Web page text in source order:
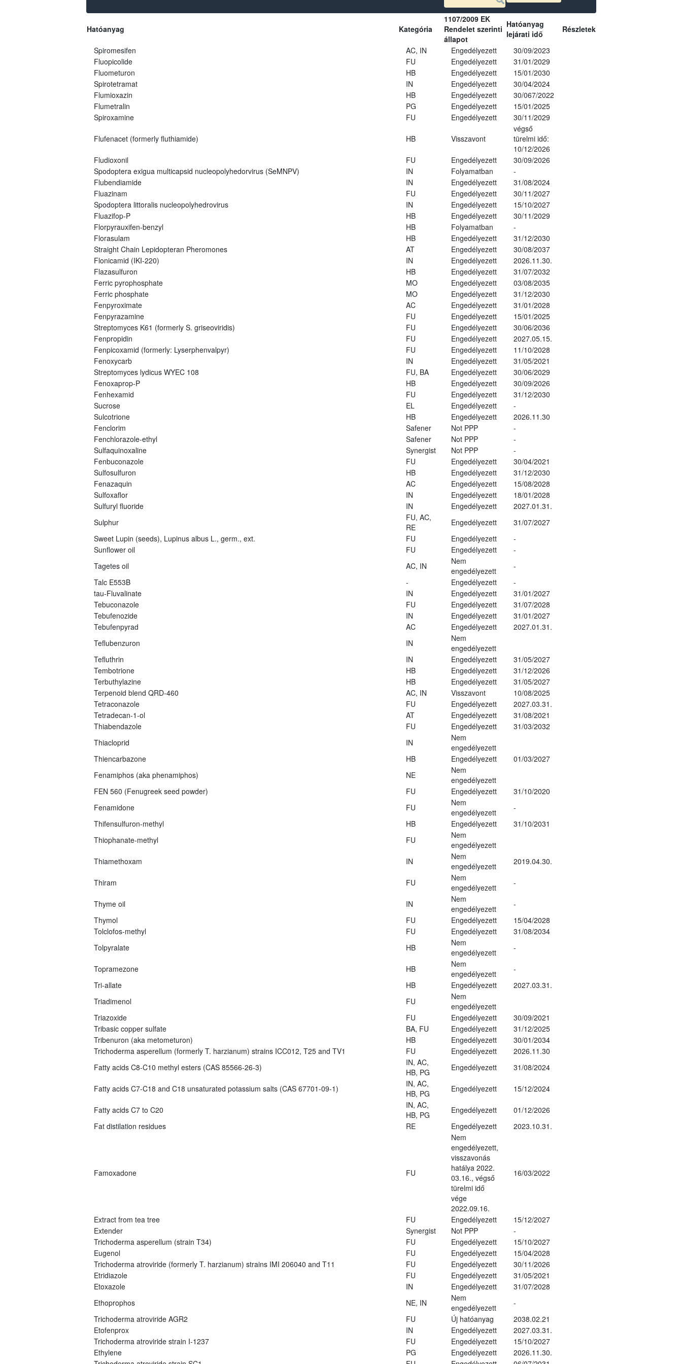
Hatóanyag Kategória
1107/2009 EK
Rendelet szerinti
állapot
Hatóanyag
lejárati idő
Részletek
Spiromesifen AC, IN Engedélyezett
30/09/2023
Fluopicolide
FU Engedélyezett
31/01/2029
Fluometuron
HB Engedélyezett
15/01/2030
Spirotetramat
IN Engedélyezett
30/04/2024
Flumioxazin
HB Engedélyezett
30/067/2022
Flumetralin
PG Engedélyezett
15/01/2025
Spiroxamine
FU Engedélyezett 30/11/2029
Flufenacet (formerly fluthiamide) HB Visszavont
végső
türelmi idő:
10/12/2026
Fludioxonil
FU Engedélyezett
30/09/2026
Spodoptera exigua multicapsid nucleopolyhedorvirus (SeMNPV)
IN Folyamatban
-
Flubendiamide
IN Engedélyezett
31/08/2024
Fluazinam
FU Engedélyezett
30/11/2027
Spodoptera littoralis nucleopolyhedrovirus
IN Engedélyezett
15/10/2027
Fluazifop-P
HB Engedélyezett
30/11/2029
Florpyrauxifen-benzyl
HB Folyamatban
-
Florasulam
HB Engedélyezett
31/12/2030
Straight Chain Lepidopteran Pheromones
AT Engedélyezett
30/08/2037
Flonicamid (IKI-220)
IN Engedélyezett
2026.11.30.
Flazasulfuron
HB Engedélyezett
31/07/2032
Ferric pyrophosphate
MO Engedélyezett
03/08/2035
Ferric phosphate
MO Engedélyezett
31/12/2030
Fenpyroximate
AC Engedélyezett
31/01/2028
Fenpyrazamine
FU Engedélyezett
15/01/2025
Streptomyces K61 (formerly S. griseoviridis)
FU Engedélyezett
30/06/2036
Fenpropidin
FU Engedélyezett
2027.05.15.
Fenpicoxamid (formerly: Lyserphenvalpyr)
FU Engedélyezett
11/10/2028
Fenoxycarb
IN Engedélyezett
31/05/2021
Streptomyces lydicus WYEC 108
FU, BA Engedélyezett
30/06/2029
Fenoxaprop-P
HB Engedélyezett
30/09/2026
Fenhexamid
FU Engedélyezett
31/12/2030
Sucrose
EL Engedélyezett
-
Sulcotrione
HB Engedélyezett
2026.11.30
Fenclorim
Safener Not PPP
-
Fenchlorazole-ethyl
Safener Not PPP
-
Sulfaquinoxaline
Synergist Not PPP
-
Fenbuconazole
FU Engedélyezett
30/04/2021
Sulfosulfuron
HB Engedélyezett
31/12/2030
Fenazaquin
AC Engedélyezett
15/08/2028
Sulfoxaflor
IN Engedélyezett
18/01/2028
Sulfuryl fluoride
IN Engedélyezett
2027.01.31.
Sulphur
FU, AC,
RE
Engedélyezett
31/07/2027
Sweet Lupin (seeds), Lupinus albus L., germ., ext.
FU Engedélyezett
-
Sunflower oil
FU Engedélyezett
-
Tagetes oil
AC, IN
Nem
engedélyezett
-
Talc E553B
- Engedélyezett
-
tau-Fluvalinate
IN Engedélyezett
31/01/2027
Tebuconazole
FU Engedélyezett
31/07/2028
Tebufenozide
IN Engedélyezett
31/01/2027
Tebufenpyrad
AC Engedélyezett
2027.01.31.
Teflubenzuron
IN
Nem
engedélyezett
Tefluthrin
IN Engedélyezett
31/05/2027
Tembotrione
HB Engedélyezett
31/12/2026
Terbuthylazine
HB Engedélyezett
31/05/2027
Terpenoid blend QRD-460
AC, IN Visszavont
10/08/2025
Tetraconazole
FU Engedélyezett
2027.03.31.
Tetradecan-1-ol
AT Engedélyezett
31/08/2021
Thiabendazole
FU Engedélyezett
31/03/2032
Thiacloprid
IN
Nem
engedélyezett
Thiencarbazone
HB Engedélyezett
01/03/2027
Fenamiphos (aka phenamiphos)
NE
Nem
engedélyezett
FEN 560 (Fenugreek seed powder)
FU Engedélyezett
31/10/2020
Fenamidone
FU
Nem
engedélyezett
-
Thifensulfuron-methyl
HB Engedélyezett
31/10/2031
Thiophanate-methyl
FU
Nem
engedélyezett
Thiamethoxam
IN
Nem
engedélyezett
2019.04.30.
Thiram FU
Nem
engedélyezett
-
Thyme oil IN
Nem
engedélyezett
-
Thymol
FU Engedélyezett
15/04/2028
Tolclofos-methyl
FU Engedélyezett
31/08/2034
Tolpyralate
HB
Nem
engedélyezett
-
Topramezone HB
Nem
engedélyezett
-
Tri-allate
HB Engedélyezett
2027.03.31.
Triadimenol
FU
Nem
engedélyezett
Triazoxide
FU Engedélyezett
30/09/2021
Tribasic copper sulfate
BA, FU Engedélyezett
31/12/2025
Tribenuron (aka metometuron)
HB Engedélyezett
30/01/2034
Trichoderma asperellum (formerly T. harzianum) strains ICC012, T25 and TV1
FU Engedélyezett
2026.11.30
Fatty acids C8-C10 methyl esters (CAS 85566-26-3)
IN, AC,
HB, PG
Engedélyezett 31/08/2024
Fatty acids C7-C18 and C18 unsaturated potassium salts (CAS 67701-09-1)
IN, AC,
HB, PG
Engedélyezett 15/12/2024
Fatty acids C7 to C20
IN, AC,
HB, PG
Engedélyezett
01/12/2026
Fat distilation residues
RE Engedélyezett 2023.10.31.
Famoxadone FU
Nem
engedélyezett,
visszavonás
hatálya 2022.
03.16., végső
türelmi idő
vége
2022.09.16.
16/03/2022
Extract from tea tree FU Engedélyezett
15/12/2027
Extender
Synergist Not PPP
-
Trichoderma asperellum (strain T34)
FU Engedélyezett
15/10/2027
Eugenol
FU Engedélyezett
15/04/2028
Trichoderma atroviride (formerly T. harzianum) strains IMI 206040 and T11
FU Engedélyezett
30/11/2026
Etridiazole
FU Engedélyezett
31/05/2021
Etoxazole
IN Engedélyezett
31/07/2028
Ethoprophos
NE, IN
Nem
engedélyezett
-
Trichoderma atroviride AGR2
FU Új hatóanyag
2038.02.21
Etofenprox
IN Engedélyezett
2027.03.31.
Trichoderma atroviride strain I-1237
FU Engedélyezett
15/10/2027
Ethylene
PG Engedélyezett
2026.11.30.